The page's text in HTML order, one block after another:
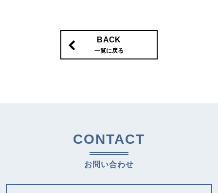
BACK
一覧に戻る
CONTACT
お問い合わせ